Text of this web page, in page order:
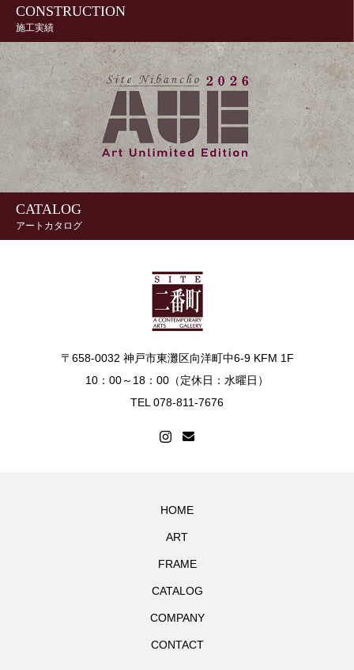
CONSTRUCTION
施工実績
CATALOG
アートカタログ
〒658-0032 神戸市東灘区向洋町中6-9 KFM 1F
10：00～18：00（定休日：水曜日）
TEL 078-811-7676
HOME
ART
FRAME
CATALOG
COMPANY
CONTACT